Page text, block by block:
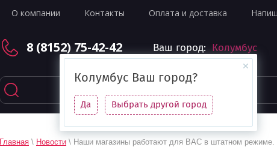
О компании Контакты Оплата и доставка
8 (8152) 75-42-42 Ваш город: Колумбус
Колумбус Ваш город?
Да Выбрать другой город
Главная \ Новости \ Наши магазины работают для ВАС в штатном режиме.